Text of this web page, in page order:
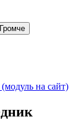
Громче
на сайт)